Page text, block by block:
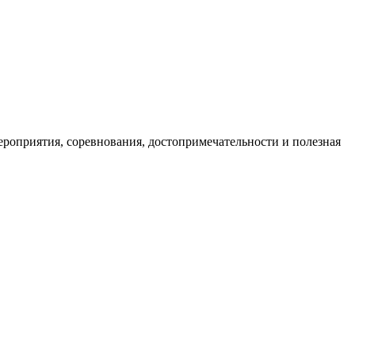
соревнования, достопримечательности и полезная